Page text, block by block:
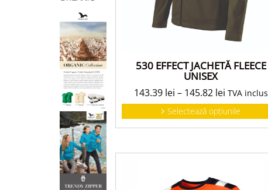
530 EFFECT JACHETĂ FLEECE
UNISEX
143.39 lei – 145.82 lei TVA inclus
Selectează opțiunile